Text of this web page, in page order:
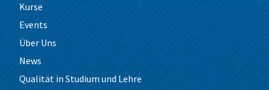
Kurse
Events
Über Uns
News
Qualität in Studium und Lehre